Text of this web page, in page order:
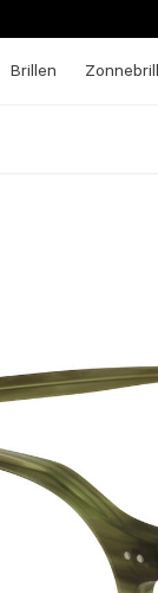
Brillen